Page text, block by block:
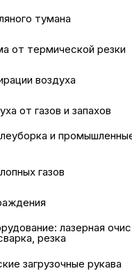
тумана
от термической резки
воздуха
от газов и запахов
и
газов
лазерная
резка
загрузочные рукава